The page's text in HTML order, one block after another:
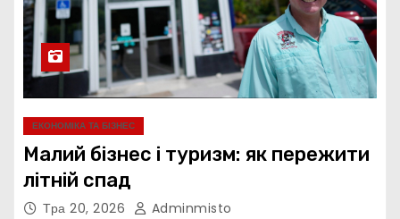
ЕКОНОМІКА ТА БІЗНЕС
Малий бізнес і туризм: як пережити
літній спад
Тра 20, 2026 Adminmisto